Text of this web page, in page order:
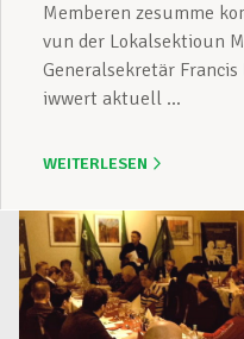
Memberen zesumme
vun der Lokalsektioun
Generalsekretär
iwwert aktuell ...
WEITERLESEN